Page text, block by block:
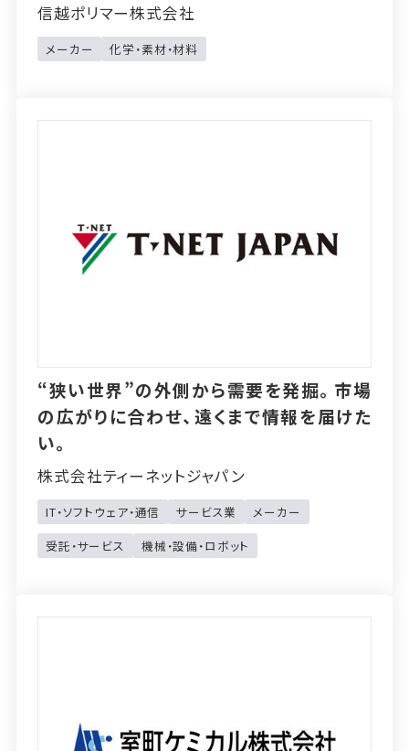
信越ポリマー株式会社
メーカー 化学・素材・材料
“狭い世界”の外側から需要を発掘。市場
の広がりに合わせ、遠くまで情報を届けた
い。
株式会社ティーネットジャパン
IT・ソフトウェア・通信 サービス業
メーカー
受託・サービス
機械・設備・ロボット